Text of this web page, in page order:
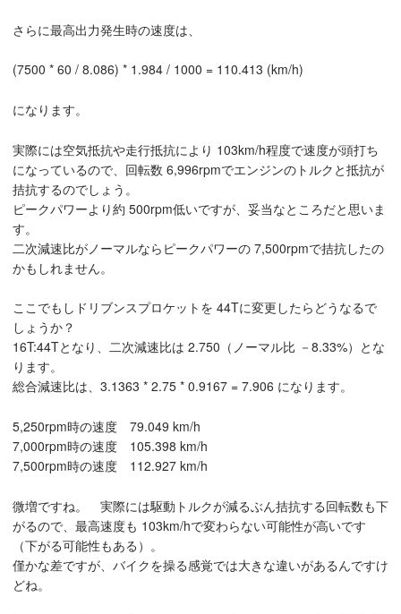
さらに最高出力発生時の速度は、
(7500 * 60 / 8.086) * 1.984 / 1000 = 110.413 (km/h)
になります。
実際には空気抵抗や走行抵抗により 103km/h程度で速度が頭打ち
になっているので、回転数 6,996rpmでエンジンのトルクと抵抗が
拮抗するのでしょう。
ピークパワーより約 500rpm低いですが、妥当なところだと思いま
す。
二次減速比がノーマルならピークパワーの 7,500rpmで拮抗したの
かもしれません。
ここでもしドリブンスプロケットを 44Tに変更したらどうなるで
しょうか？
16T:44Tとなり、二次減速比は 2.750（ノーマル比 －8.33%）とな
ります。
総合減速比は、3.1363 * 2.75 * 0.9167 = 7.906 になります。
5,250rpm時の速度 79.049 km/h
7,000rpm時の速度 105.398 km/h
7,500rpm時の速度 112.927 km/h
微増ですね。 実際には駆動トルクが減るぶん拮抗する回転数も下
がるので、最高速度も 103km/hで変わらない可能性が高いです
（下がる可能性もある）。
僅かな差ですが、バイクを操る感覚では大きな違いがあるんですけ
どね。